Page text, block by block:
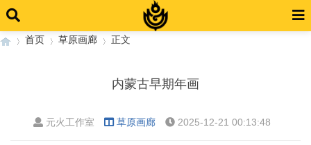
首页 草原画廊 正文
内蒙古早期年画
元火工作室 草原画廊 2025-12-21 00:13:48